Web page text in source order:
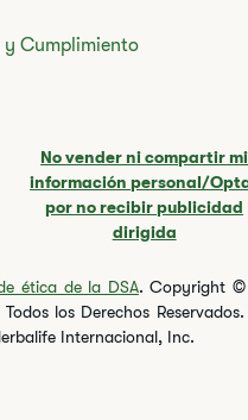
y Cumplimiento
No vender ni compartir mi
información personal/
por no recibir publicidad
dirigida
ética de la DSA. Copyright ©
los Derechos
Internacional, Inc.